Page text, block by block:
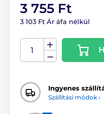
3 755 Ft
3 103 Ft Ár áfa nélkül
Ingyenes
Szállítási módok ›